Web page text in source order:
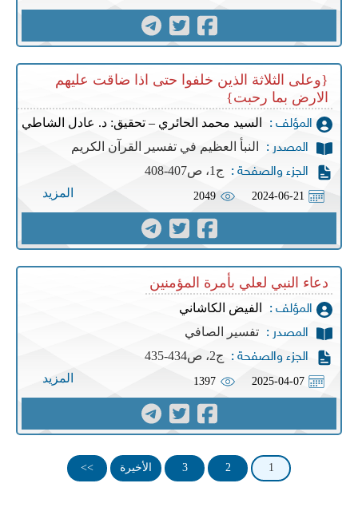
{وعلى الثلاثة الذين خلفوا حتى اذا ضاقت عليهم
الارض بما رحبت}
المؤلف : السيد محمد الحائري – تحقيق: د. عادل الشاطي
المصدر : النبأ العظيم في تفسير القرآن الكريم
الجزء والصفحة : ج1، ص407-408
2024-06-21
2049 المزيد
دعاء النبي لعلي بأمرة المؤمنين
المؤلف : الفيض الكاشاني
المصدر : تفسير الصافي
الجزء والصفحة : ج2، ص434-435
2025-04-07
1397 المزيد
1
2
3 الأخيرة >>